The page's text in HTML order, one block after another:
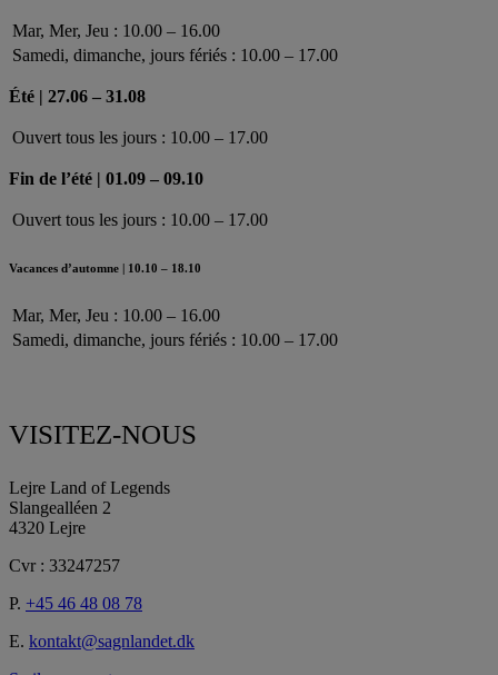
Mar, Mer, Jeu : 10.00 – 16.00
Samedi, dimanche, jours fériés : 10.00 – 17.00
Été | 27.06 – 31.08
Ouvert tous les jours : 10.00 – 17.00
Fin de l’été | 01.09 – 09.10
Ouvert tous les jours : 10.00 – 17.00
Vacances d’automne | 10.10 – 18.10
Mar, Mer, Jeu : 10.00 – 16.00
Samedi, dimanche, jours fériés : 10.00 – 17.00
VISITEZ-NOUS
Lejre Land of Legends
Slangealléen 2
4320 Lejre
Cvr : 33247257
P. +45 46 48 08 78
E. kontakt@sagnlandet.dk